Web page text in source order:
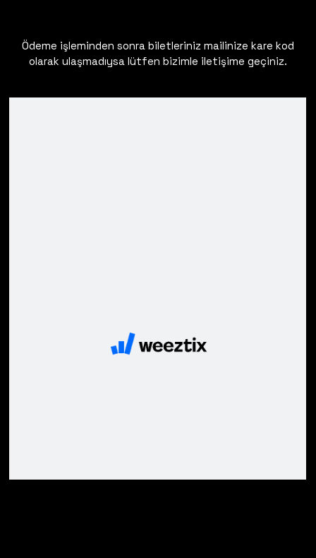
Ödeme işleminden sonra biletleriniz mailinize kare kod
olarak ulaşmadıysa lütfen bizimle iletişime geçiniz.